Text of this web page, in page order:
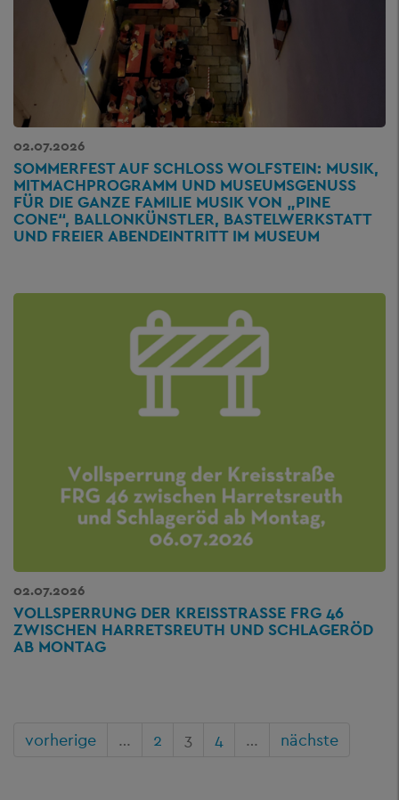
02.07.2026
SOMMERFEST AUF SCHLOSS WOLFSTEIN: MUSIK,
MITMACHPROGRAMM UND MUSEUMSGENUSS
FÜR DIE GANZE FAMILIE MUSIK VON „PINE
CONE“, BALLONKÜNSTLER, BASTELWERKSTATT
UND FREIER ABENDEINTRITT IM MUSEUM
02.07.2026
VOLLSPERRUNG DER KREISSTRASSE FRG 46 Z
WISCHEN HARRETSREUTH UND SCHLAGERÖD A
B MONTAG
vorherige … 2 3 4 … nächste